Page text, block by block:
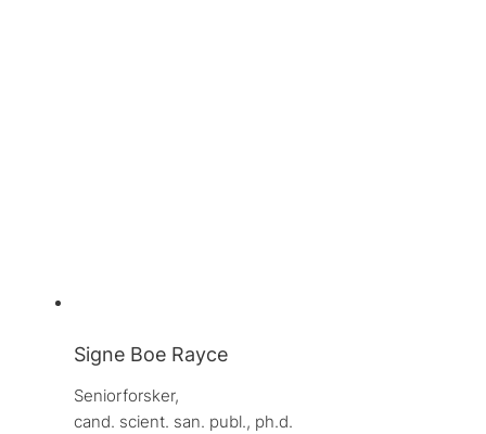
Signe Boe Rayce
Seniorforsker,
cand. scient. san. publ., ph.d.